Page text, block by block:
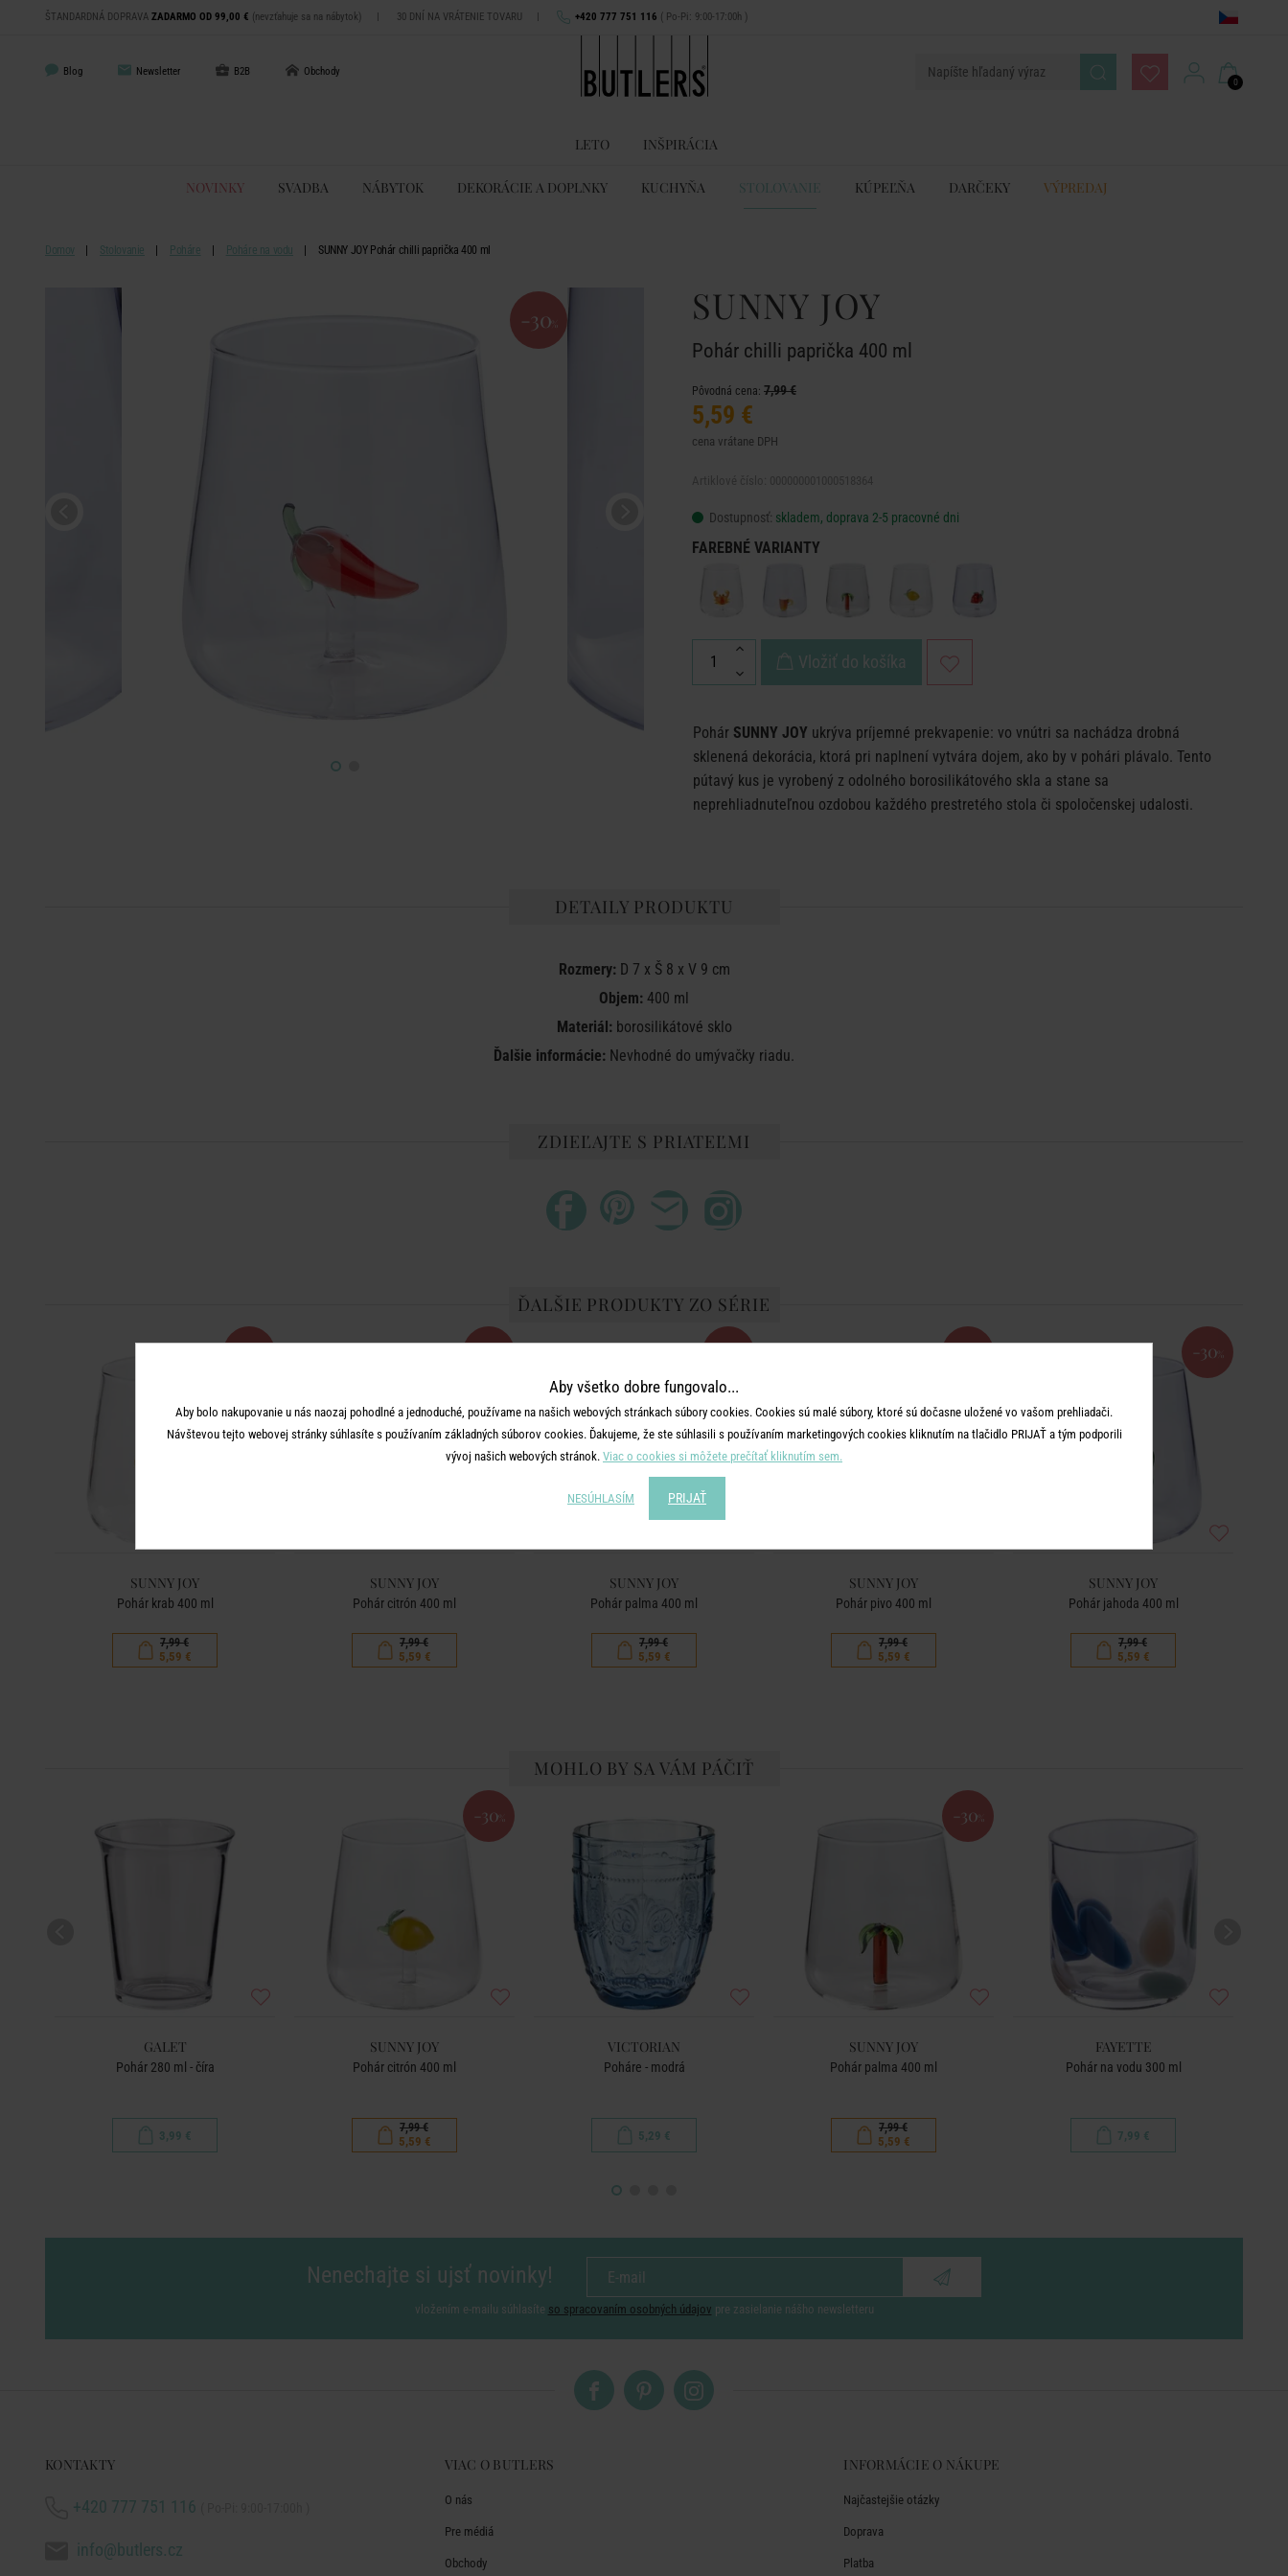
ŠTANDARDNÁ DOPRAVA ZADARMO OD 99,00 € (nevzťahuje sa na nábytok) | 30 DNÍ NA VRÁTENIE TOVARU | +420 777 751 116 ( Po-Pi: 9:00-17:00h )
Blog Newsletter B2B Obchody
0
LETO INŠPIRÁCIA
NOVINKY SVADBA NÁBYTOK DEKORÁCIE A DOPLNKY KUCHYŇA STOLOVANIE KÚPEĽŇA DARČEKY VÝPREDAJ
Domov Stolovanie Poháre Poháre na vodu SUNNY JOY Pohár chilli paprička 400 ml
-30 % SUNNY JOY
Pohár chilli paprička 400 ml
Pôvodná cena: 7,99 €
5,59 €
cena vrátane DPH
Dostupnosť: skladem, doprava 2-5 pracovné dni
FAREBNÉ VARIANTY
Vložiť do košíka
Pohár SUNNY JOY ukrýva príjemné prekvapenie: vo vnútri sa nachádza drobná
sklenená dekorácia, ktorá pri naplnení vytvára dojem, ako by v pohári plávalo. Tento
pútavý kus je vyrobený z odolného borosilikátového skla a stane sa
neprehliadnuteľnou ozdobou každého prestretého stola či spoločenskej udalosti.
DETAILY PRODUKTU
Rozmery:D 7 x Š 8 x V 9 cm
Objem: 400 ml
Materiál:borosilikátové sklo
Ďalšie informácie: Nevhodné do umývačky riadu.
ZDIEĽAJTE S PRIATEĽMI
ĎALŠIE PRODUKTY ZO SÉRIE
-30
SUNNY JOY
Pohár krab 400 ml
7,99 €
5,59 €
-30
SUNNY JOY
Pohár citrón 400 ml
7,99 €
5,59 €
-30
SUNNY JOY
Pohár palma 400 ml
7,99 €
5,59 €
-30
SUNNY JOY
Pohár pivo 400 ml
7,99 €
5,59 €
-30 %
SUNNY JOY
Pohár jahoda 400 ml
7,99 €
5,59 €
MOHLO BY SA VÁM PÁČIŤ
GALET
Pohár 280 ml - číra
3,99 €
-30 %
SUNNY JOY
Pohár citrón 400 ml
7,99 €
5,59 €
VICTORIAN
Poháre - modrá
5,29 €
-30 %
SUNNY JOY
Pohár palma 400 ml
7,99 €
5,59 €
FAYETTE
Pohár na vodu 300 ml
7,99 €
Nenechajte si ujsť novinky!
vložením e-mailu súhlasíte so spracovaním osobných údajov pre zasielanie nášho newsletteru
KONTAKTY
+420 777 751 116
info@butlers.cz
VIAC O BUTLERS
O nás
Pre médiá
Obchody
INFORMÁCIE O NÁKUPE
Najčastejšie otázky
Doprava
Platba
Aby všetko dobre fungovalo...
Aby bolo nakupovanie u nás naozaj pohodlné a jednoduché, používame na našich webových stránkach súbory cookies. Cookies sú malé súbory, ktoré sú dočasne uložené vo vašom prehliadači.
Návštevou tejto webovej stránky súhlasíte s používaním základných súborov cookies. Ďakujeme, že ste súhlasili s používaním marketingových cookies kliknutím na tlačidlo PRIJAŤ a tým podporili
vývoj našich webových stránok. Viac o cookies si môžete prečítať kliknutím sem.
NESÚHLASÍM PRIJAŤ